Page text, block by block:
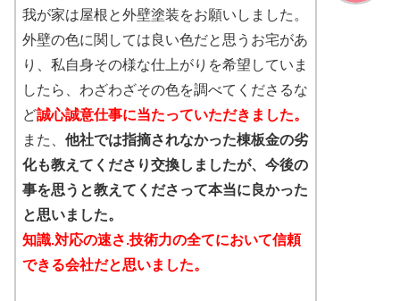
我が家は屋根と外壁塗装をお願いしました。
外壁の色に関しては良い色だと思うお宅があ
り、私自身その様な仕上がりを希望していま
したら、わざわざその色を調べてくださるな
ど誠心誠意仕事に当たっていただきました。
また、 他社では指摘されなかった棟板金の劣
化も教えてくださり交換しましたが、今後の
事を思うと教えてくださって本当に良かった
と思いました。
知識.対応の速さ.技術力の全てにおいて信頼
できる会社だと思いました。